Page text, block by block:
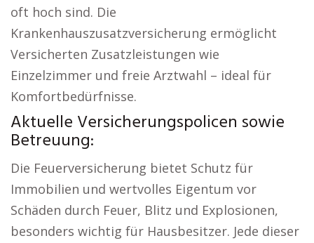
oft hoch sind. Die
Krankenhauszusatzversicherung ermöglicht
Versicherten Zusatzleistungen wie
Einzelzimmer und freie Arztwahl – ideal für
Komfortbedürfnisse.
Aktuelle Versicherungspolicen sowie
Betreuung:
Die Feuerversicherung bietet Schutz für
Immobilien und wertvolles Eigentum vor
Schäden durch Feuer, Blitz und Explosionen,
besonders wichtig für Hausbesitzer. Jede dieser